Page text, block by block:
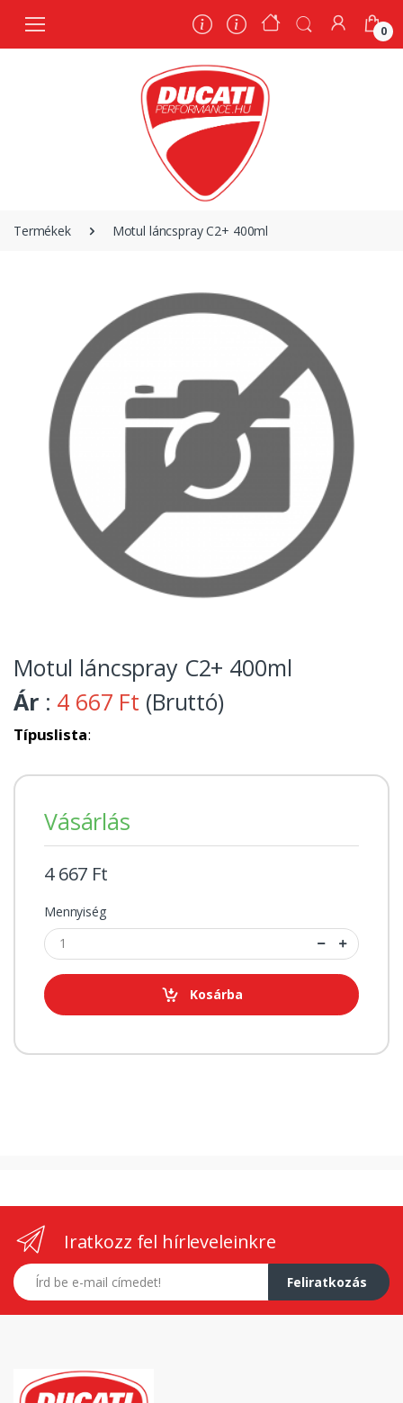
0
Termékek Motul láncspray C2+ 400ml
Motul láncspray C2+ 400ml
Ár : 4 667 Ft (Bruttó)
Típuslista:
Vásárlás
4 667 Ft
Mennyiség
Kosárba
Iratkozz fel hírleveleinkre
E-mail címed
Feliratkozás
0